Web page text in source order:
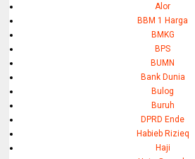
Alor
BBM 1 Harga
BMKG
BPS
BUMN
Bank Dunia
Bulog
Buruh
DPRD Ende
Habieb Rizieq
Haji